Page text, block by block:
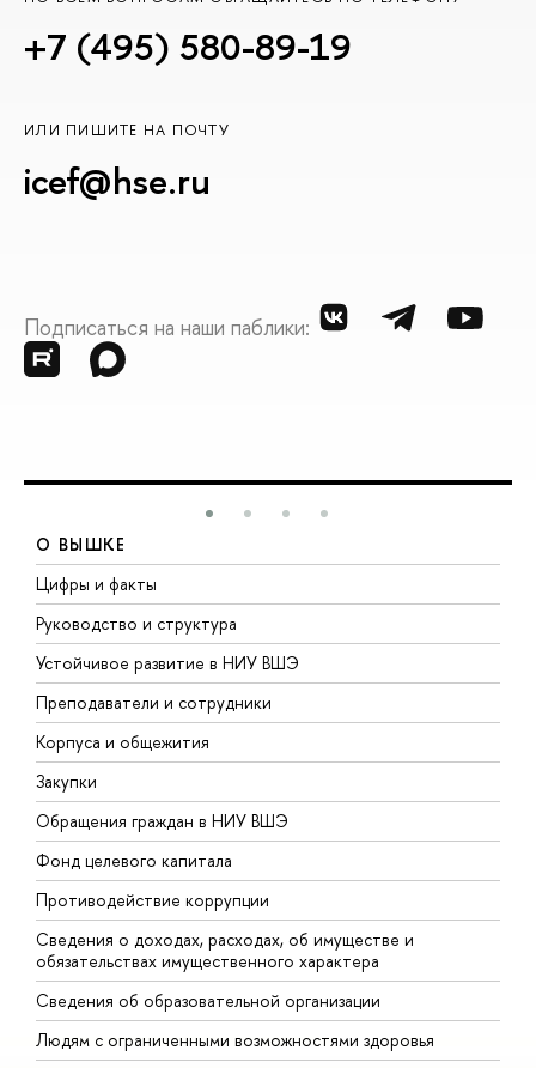
+7 (495) 580-89-19
ИЛИ ПИШИТЕ НА ПОЧТУ
icef@hse.ru
Подписаться на наши паблики:
О ВЫШКЕ
Цифры и факты
Руководство и структура
Устойчивое развитие в НИУ ВШЭ
Преподаватели и сотрудники
Корпуса и общежития
Закупки
Обращения граждан в НИУ ВШЭ
Фонд целевого капитала
Противодействие коррупции
Сведения о доходах, расходах, об имуществе и
обязательствах имущественного характера
Сведения об образовательной организации
Людям с ограниченными возможностями здоровья